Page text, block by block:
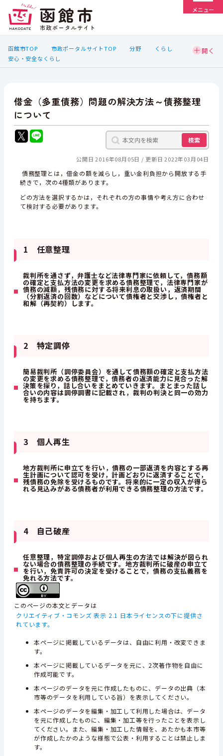
メニュー
函館市TOP 市政ポータルサイトTOP 分野
くらし
安心・安全なくらし
借金（多重債務）問題の解決方法～債務整理
について
検索
公開日 2016年08月05日 更新日 2022年03月04日
債務整理とは，借金の額を減らし，重い金利負担から開放する手
続きで，次の4種類があります。
どの方法を選択するかは，それぞれの方の事情や考え方に合わせ
て検討する必要があります。
1 任意整理
裁判所を通さず，弁護士など法律専門家に依頼して，債務額
の確定と支払方法の変更を求める債務整理で，法律専門家が
債務の減額，残債務に対する将来利息の取扱い，返済期間
（分割返済の回数）などについて債権者と交渉し，債権者と
和解（再契約）します。
2 特定調停
簡易裁判所（調停委員会）を通して債務額の確定と支払方法
の変更を求める債務整理で，債務者の返済能力に見合った解
決策を探り，話し合いをまとめていきます。まとまった話し
合いの内容は調停調書に記載され，裁判の判決と同一の効力
を持ちます。
3 個人再生
地方裁判所に申立てを行い，債務の一部返済を内容とする再
生計画について認可を受け，計画どおりに返済することで，
残債務の免除を受けるものです。将来的に一定の収入が得ら
れる見込みがある債務者が利用できる債務整理の方法です。
4 自己破産
任意整理，特定調停および個人再生の方法では解決が図られ
ない場合の債務整理の手続です。地方裁判所に破産の申立て
を行い，免責許可の決定を受けることで，債務の支払義務を
免れる方法です。
このページの本文とデータは
クリエイティブ・コモンズ 表示 2.1 日本ライセンスの下に提供さ
れています。
本ページに掲載しているデータは、自由に利用・改変できま
す。
本ページに掲載しているデータを元に、2次著作物を自由に
作成可能です。
本ページのデータを元に作成したものに、データの出典（本
市等のデータを利用している旨）を表示してください。
本ページのデータを編集・加工して利用した場合は、データ
を元に作成したものに、編集・加工等を行ったことを表示し
てください。また、編集・加工した情報を、あたかも本市等
が作成したかのような様態で公表・利用することは禁止しま
す。